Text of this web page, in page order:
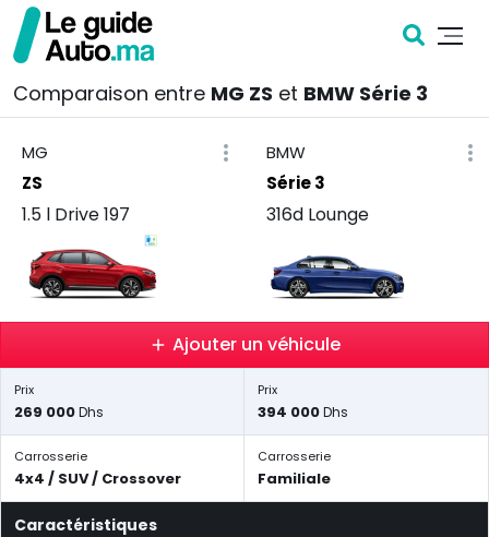
Comparaison entre MG ZS et BMW Série 3
MG
ZS
1.5 l Drive 197
BMW
Série 3
316d Lounge
Ajouter un véhicule
Prix
269 000Dhs
Prix
394 000Dhs
Carrosserie
4x4 / SUV / Crossover
Carrosserie
Familiale
Caractéristiques